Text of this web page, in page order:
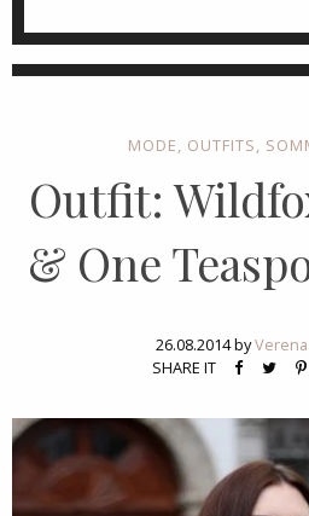
MODE, OUTFITS,
Outfit:
& One
26.08.2014 byVerena
SHARE IT